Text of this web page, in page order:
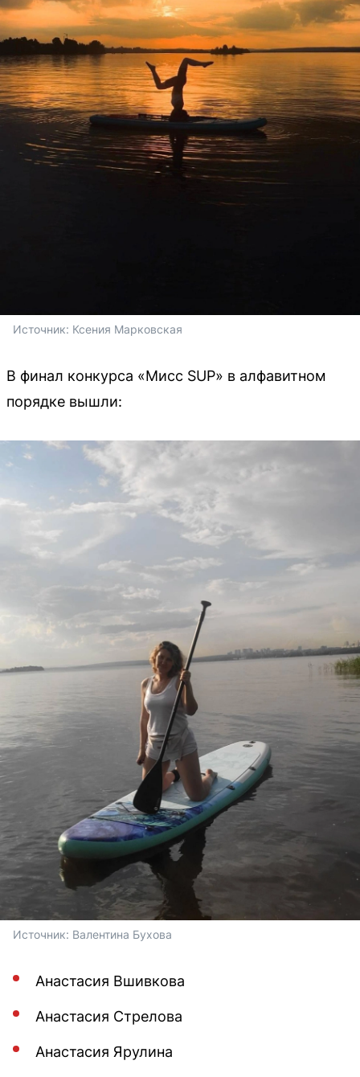
Источник: Ксения Марковская
В финал конкурса «Мисс SUP» в алфавитном
порядке вышли:
Источник: Валентина Бухова
Анастасия Вшивкова
Анастасия Стрелова
Анастасия Ярулина